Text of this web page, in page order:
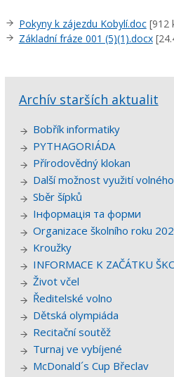
Pokyny k zájezdu Kobylí.doc[912
Základní fráze 001 (5)(1).docx
Archív starších aktualit
Bobřík informatiky
PYTHAGORIÁDA
Přírodovědný klokan
Další možnost využití
Sběr šípků
Інформація та форми
Organizace školního roku
Kroužky
INFORMACE K ZAČÁTKU
Život včel
Ředitelské volno
Dětská olympiáda
Recitační soutěž
Turnaj ve vybíjené
McDonald´s Cup Břeclav